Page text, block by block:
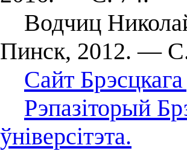
Водчиц
Пинск, 2012. —
Сайт Брэсцкага
Рэпазіторый
ўніверсітэта.